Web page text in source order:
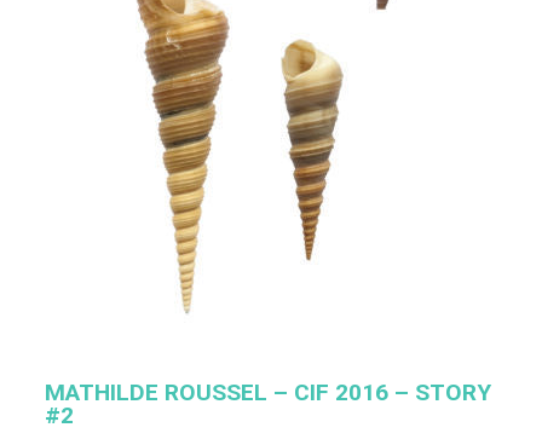
MATHILDE ROUSSEL – CIF 2016 – STORY
#2